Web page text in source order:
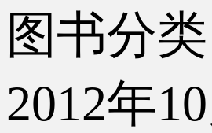
图书分
2012年10